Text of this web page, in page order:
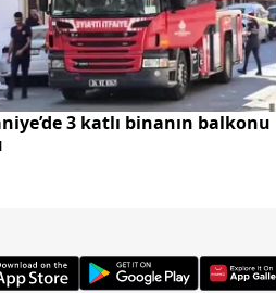
3 katlı binanın balkonu